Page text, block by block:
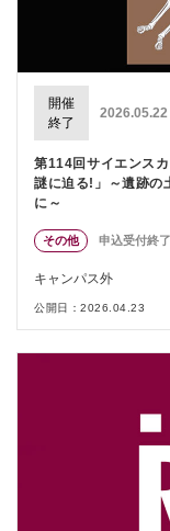
開催
終了
2026.05.22
第114回サイエンス
謎に迫る!」～遺跡の
に～
その他 申込受付終了
キャンパス外
公開日：2026.04.23